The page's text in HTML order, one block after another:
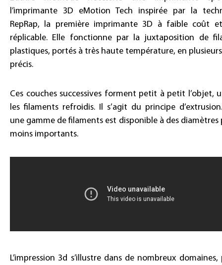
l’imprimante 3D eMotion Tech inspirée par la
RepRap, la première imprimante 3D à faible coût
réplicable. Elle fonctionne par la juxtaposition de
plastiques, portés à très haute température, en
précis.
Ces couches successives forment petit à petit l’objet,
les filaments refroidis. Il s’agit du principe
une gamme de filaments est disponible à des diamètres
moins importants.
L’impression 3d s’illustre dans de nombreux